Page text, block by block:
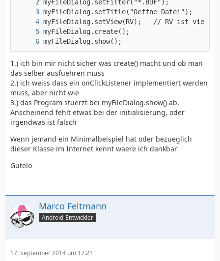
myFileDialog.show();
1.) ich bin mir nicht sicher was create() macht und ob man
das selber ausfuehren muss
2.) ich weiss dass ein onClickListener implementiert werden
muss, aber nicht wie
3.) das Program stuerzt bei myFileDialog.show() ab.
Anscheinend fehlt etwas bei der initialisierung, oder
irgendwas ist falsch
Wenn jemand ein Minimalbeispiel hat oder bezueglich
dieser Klasse im Internet kennt waere ich dankbar
Gutelo
Marco Feltmann
Android-Entwickler
17. September 2014 um 17:21